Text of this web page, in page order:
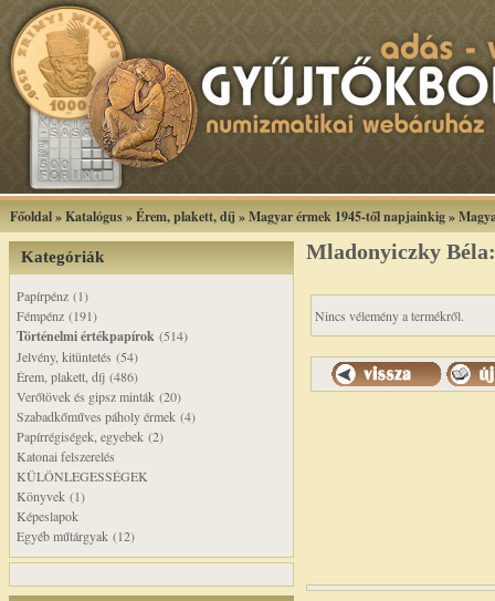
Főoldal»Katalógus»Érem, plakett, díj »Magyar érmek 1945-től napjainkig»
Kategóriák
Papírpénz (1)
Fémpénz (191)
Történelmi értékpapírok (514)
Jelvény, kitüntetés (54)
Érem, plakett, díj (486)
Verőtövek és gipsz minták (20)
Szabadkőműves páholy érmek (4)
Papírrégiségek, egyebek (2)
Katonai felszerelés
KÜLÖNLEGESSÉGEK
Könyvek (1)
Képeslapok
Egyéb műtárgyak (12)
Mladonyiczky
Nincs vélemény a termékről.